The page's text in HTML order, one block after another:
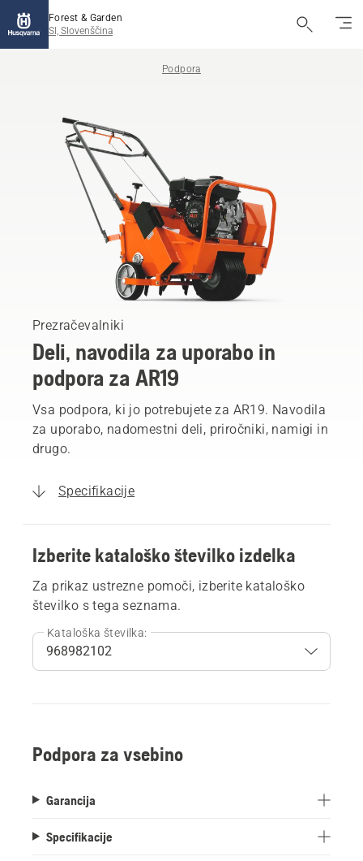
Forest & Garden
SI, Slovenščina
Podpora
Prezračevalniki
Deli, navodila za uporabo in
podpora za AR19
Vsa podpora, ki jo potrebujete za AR19. Navodila
za uporabo, nadomestni deli, priročniki, namigi in
drugo.
Specifikacije
Izberite kataloško številko izdelka
Za prikaz ustrezne pomoči, izberite kataloško
številko s tega seznama.
Kataloška številka:
Podpora za vsebino
Garancija
Specifikacije